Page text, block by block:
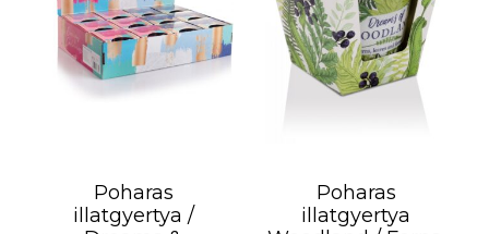
Poharas
illatgyertya /
Poharas
illatgyertya